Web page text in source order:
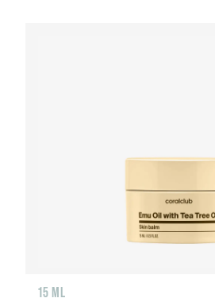
15 ML